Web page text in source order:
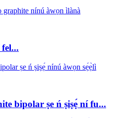
bipolar ṣe ń ṣiṣẹ́ ní fu...